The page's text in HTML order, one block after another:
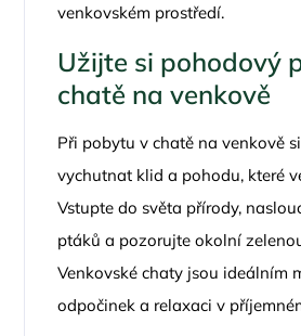
venkovském prostředí.
Užijte si pohodový
chatě na venkově
Při pobytu v chatě na venkově
vychutnat klid a pohodu, které
Vstupte do světa přírody,
ptáků a pozorujte okolní
Venkovské chaty jsou ideálním
odpočinek a relaxaci v